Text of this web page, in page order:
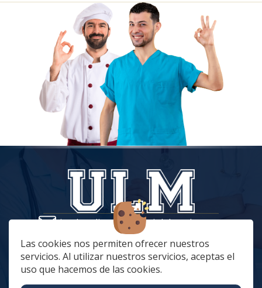
Las cookies nos permiten ofrecer nuestros
servicios. Al utilizar nuestros servicios, aceptas el
uso que hacemos de las cookies.
tiendaonline@vestuariolaboralmc.com
928 67 70 47
lunes a Jueves: 8:00 a 16:00 | viernes: 8:00 a 15:00
C. Betania, 57, 35018 Las Palmas de Gran Canaria